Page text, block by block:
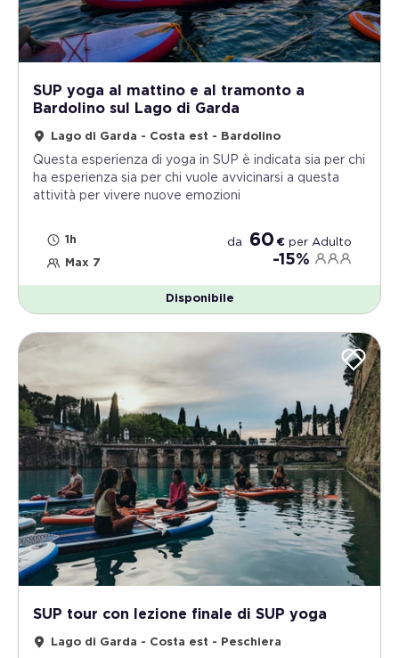
SUP yoga al mattino e al tramonto a
Bardolino sul Lago di Garda
Lago di Garda - Costa est - Bardolino
Questa esperienza di yoga in SUP è indicata sia per chi
ha esperienza sia per chi vuole avvicinarsi a questa
attività per vivere nuove emozioni
1h
Max 7
da 60 € per Adulto
-15%
Disponibile
SUP tour con lezione finale di SUP yoga
Lago di Garda - Costa est - Peschiera